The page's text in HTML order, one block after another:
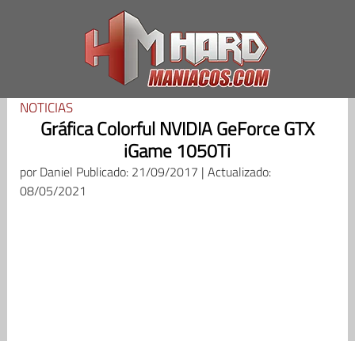
NOTICIAS
Gráfica Colorful NVIDIA GeForce GTX
iGame 1050Ti
porDaniel Publicado: 21/09/2017 | Actualizado:
08/05/2021